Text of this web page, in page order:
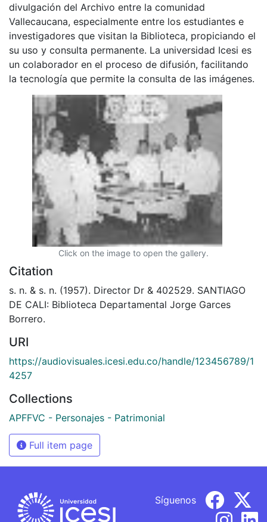
divulgación del Archivo entre la comunidad
Vallecaucana, especialmente entre los estudiantes e
investigadores que visitan la Biblioteca, propiciando el
su uso y consulta permanente. La universidad Icesi es
un colaborador en el proceso de difusión, facilitando
la tecnología que permite la consulta de las imágenes.
Click on the image to open the gallery.
Citation
s. n. & s. n. (1957). Director Dr & 402529. SANTIAGO
DE CALI: Biblioteca Departamental Jorge Garces
Borrero.
URI
https://audiovisuales.icesi.edu.co/handle/123456789/1
4257
Collections
APFFVC - Personajes - Patrimonial
Full item page
Síguenos